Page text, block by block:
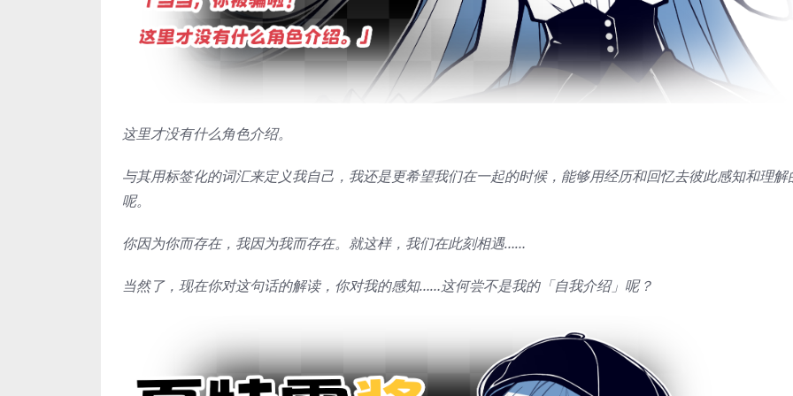
这里才没有什么角色介绍。
与其用标签化的词汇来定义我自己，我还是更希望我们在一起的时候，能够用经历和回忆去彼此感知和理解
呢。
你因为你而存在，我因为我而存在。就这样，我们在此刻相遇……
当然了，现在你对这句话的解读，你对我的感知……这何尝不是我的「自我介绍」呢？